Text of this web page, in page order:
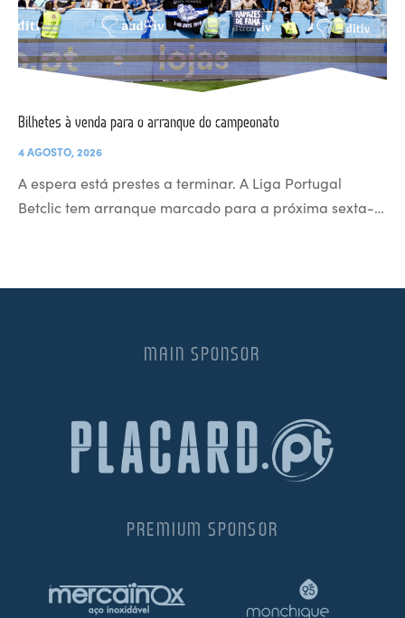
Bilhetes à venda para o arranque do campeonato
4 AGOSTO, 2026
A espera está prestes a terminar. A Liga Portugal
Betclic tem arranque marcado para a próxima sexta-…
MAIN SPONSOR
PREMIUM SPONSOR